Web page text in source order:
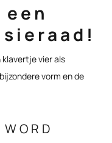
vier als
vorm en de